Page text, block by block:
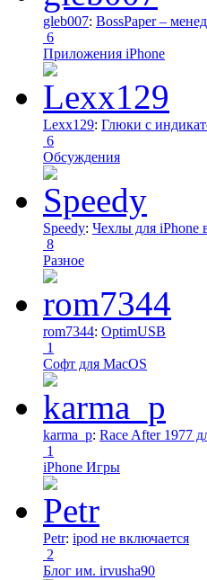
gleb007: BossPaper –
6
Приложения iPhone
Lexx129: Глюки с
6
Обсуждения
Speedy: Чехлы для iPhone
8
Разное
rom7344: OptimUSB
1
Софт для MacOS
karma_p: Race After 1977
1
iPhone Игры
Petr: ipod не включается
2
Блог им. irvusha90